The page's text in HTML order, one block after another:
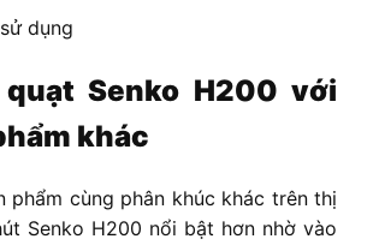
dụng
Senko H200 với
khác
phẩm cùng phân khúc khác trên thị
Senko H200 nổi bật hơn nhờ vào